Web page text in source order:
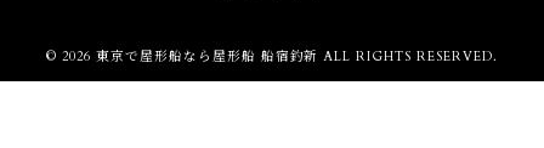
© 2026 東京で屋形船なら屋形船 船宿釣新 ALL RIGHTS RESERVED.